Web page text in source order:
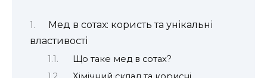
Мед в сотах: користь та унікальні
властивості
Що таке мед в сотах?